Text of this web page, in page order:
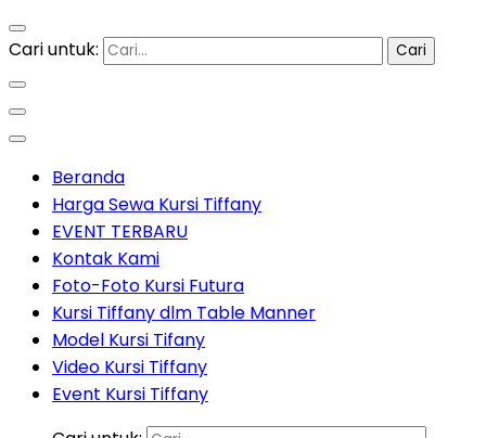
Cari untuk:
Beranda
Harga Sewa Kursi Tiffany
EVENT TERBARU
Kontak Kami
Foto-Foto Kursi Futura
Kursi Tiffany dlm Table Manner
Model Kursi Tifany
Video Kursi Tiffany
Event Kursi Tiffany